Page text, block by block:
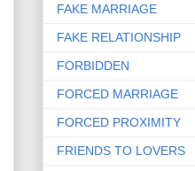
FAKE MARRIAGE
FAKE RELATIONSHIP
FORBIDDEN
FORCED MARRIAGE
FORCED PROXIMITY
FRIENDS TO LOVERS